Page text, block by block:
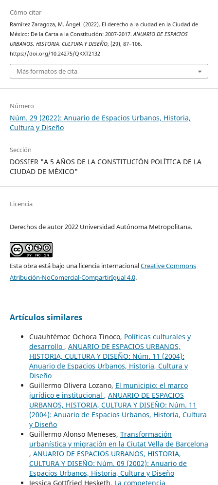
Cómo citar
Ramírez Zaragoza, M. Ángel. (2022). El derecho a la ciudad en la Ciudad de
México: De la Carta a la Constitución: 2007-2017.ANUARIO DE ESPACIOS
URBANOS, HISTORIA, CULTURA Y DISEÑO, (29), 87–106.
https://doi.org/10.24275/QKXT2132
Más formatos de cita
Número
Núm. 29 (2022): Anuario de Espacios Urbanos, Historia,
Cultura y Diseño
Sección
DOSSIER "A 5 AÑOS DE LA CONSTITUCIÓN POLÍTICA DE LA
CIUDAD DE MÉXICO"
Licencia
Derechos de autor 2022 Universidad Autónoma Metropolitana.
Esta obra está bajo una licencia internacionalCreative Commons
Atribución-NoComercial-CompartirIgual 4.0.
Artículos similares
Cuauhtémoc Ochoca Tinoco, Políticas culturales y
desarrollo , ANUARIO DE ESPACIOS URBANOS,
HISTORIA, CULTURA Y DISEÑO: Núm. 11 (2004):
Anuario de Espacios Urbanos, Historia, Cultura y
Diseño
Guillermo Olivera Lozano, El municipio: el marco
jurídico e institucional , ANUARIO DE ESPACIOS
URBANOS, HISTORIA, CULTURA Y DISEÑO: Núm. 11
(2004): Anuario de Espacios Urbanos, Historia, Cultura
y Diseño
Guillermo Alonso Meneses, Transformación
urbanística y migración en la Ciutat Vella de Barcelona
, ANUARIO DE ESPACIOS URBANOS, HISTORIA,
CULTURA Y DISEÑO: Núm. 09 (2002): Anuario de
Espacios Urbanos, Historia, Cultura y Diseño
Jessica Gottfried Hesketh, La competencia